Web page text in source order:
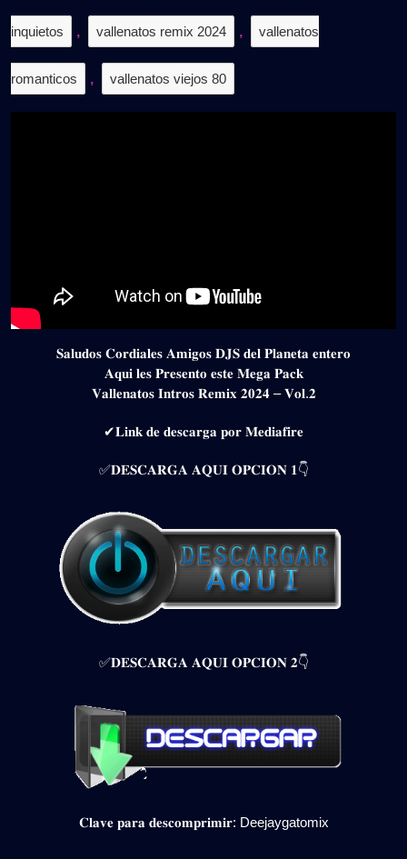
inquietos , vallenatos remix 2024 , vallenatos
romanticos , vallenatos viejos 80
𝐒𝐚𝐥𝐮𝐝𝐨𝐬 𝐂𝐨𝐫𝐝𝐢𝐚𝐥𝐞𝐬 𝐀𝐦𝐢𝐠𝐨𝐬 𝐃𝐉𝐒 𝐝𝐞𝐥 𝐏𝐥𝐚𝐧𝐞𝐭𝐚 𝐞𝐧𝐭𝐞𝐫𝐨
𝐀𝐪𝐮𝐢 𝐥𝐞𝐬 𝐏𝐫𝐞𝐬𝐞𝐧𝐭𝐨 𝐞𝐬𝐭𝐞 𝐌𝐞𝐠𝐚 𝐏𝐚𝐜𝐤
𝐕𝐚𝐥𝐥𝐞𝐧𝐚𝐭𝐨𝐬 𝐈𝐧𝐭𝐫𝐨𝐬 𝐑𝐞𝐦𝐢𝐱 𝟐𝟎𝟐𝟒 – 𝐕𝐨𝐥.𝟐
✔𝐋𝐢𝐧𝐤 𝐝𝐞 𝐝𝐞𝐬𝐜𝐚𝐫𝐠𝐚 𝐩𝐨𝐫 𝐌𝐞𝐝𝐢𝐚𝐟𝐢𝐫𝐞
✅𝐃𝐄𝐒𝐂𝐀𝐑𝐆𝐀 𝐀𝐐𝐔𝐈 𝐎𝐏𝐂𝐈𝐎𝐍 𝟏👇
✅𝐃𝐄𝐒𝐂𝐀𝐑𝐆𝐀 𝐀𝐐𝐔𝐈 𝐎𝐏𝐂𝐈𝐎𝐍 𝟐👇
𝐂𝐥𝐚𝐯𝐞 𝐩𝐚𝐫𝐚 𝐝𝐞𝐬𝐜𝐨𝐦𝐩𝐫𝐢𝐦𝐢𝐫: Deejaygatomix